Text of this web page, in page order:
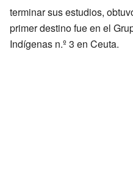
terminar sus estudios,
primer destino fue en el
Indígenas n.º 3 en Ceuta.